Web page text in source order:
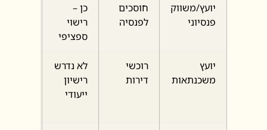
יועץ/משווק
פנסיוני
חוסכים
לפנסיה
כן –
רישוי
ספציפי
יועץ
משכנתאות
רוכשי
דירות
לא נדרש
רישיון
ייעודי